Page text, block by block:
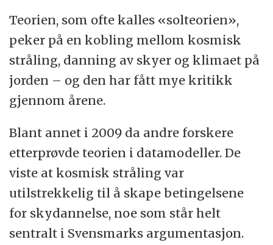
nødvendig for å danne skyer.
Teorien, som ofte kalles «solteorien»,
peker på en kobling mellom kosmisk
stråling, danning av skyer og klimaet på
jorden – og den har fått mye kritikk
gjennom årene.
Blant annet i 2009 da andre forskere
etterprøvde teorien i datamodeller. De
viste at kosmisk stråling var
utilstrekkelig til å skape betingelsene
for skydannelse, noe som står helt
sentralt i Svensmarks argumentasjon.